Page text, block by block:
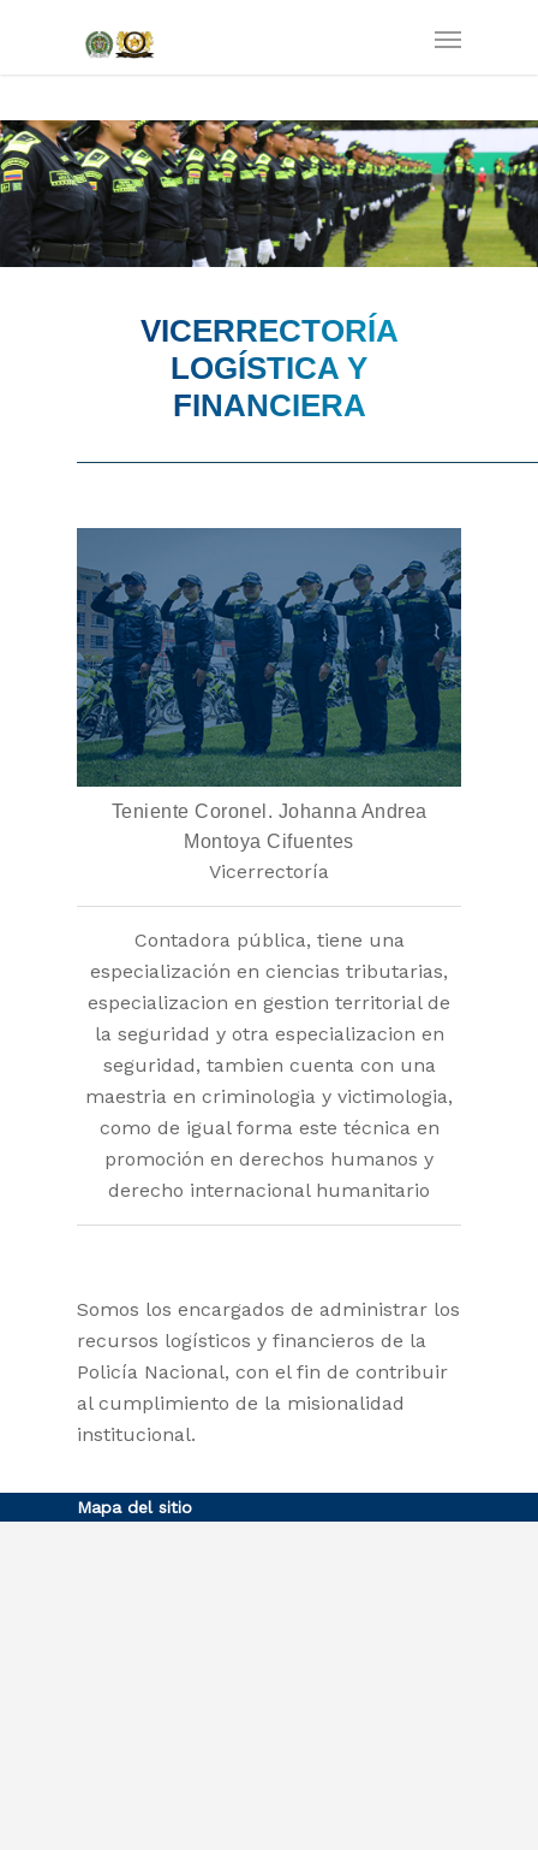
VICERRECTORÍA
LOGÍSTICA Y
FINANCIERA
Teniente Coronel. Johanna Andrea
Montoya Cifuentes
Vicerrectoría
Contadora pública, tiene una
especialización en ciencias tributarias,
especializacion en gestion territorial de
la seguridad y otra especializacion en
seguridad, tambien cuenta con una
maestria en criminologia y victimologia,
como de igual forma este técnica en
promoción en derechos humanos y
derecho internacional humanitario
Somos los encargados de administrar los
recursos logísticos y financieros de la
Policía Nacional, con el fin de contribuir
al cumplimiento de la misionalidad
institucional.
Mapa del sitio